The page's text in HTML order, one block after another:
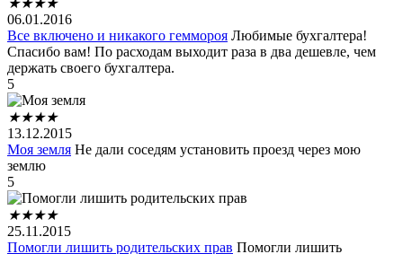
06.01.2016
Все включено и никакого геммороя Любимые бухгалтера!
Спасибо вам! По расходам выходит раза в два дешевле, чем
держать своего бухгалтера.
5
★★★★
13.12.2015
Моя земля Не дали соседям установить проезд через мою
землю
5
★★★★
25.11.2015
Помогли лишить родительских прав Помогли лишить